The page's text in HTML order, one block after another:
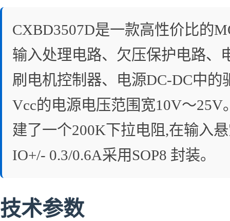
CXBD3507D是一款高性价比的
输入处理电路、欠压保护电路、
刷电机控制器、电源DC-DC中
Vcc的电源电压范围宽10V～
建了一个200K下拉电阻,在输入
IO+/- 0.3/0.6A采用SOP8 封装。
技术参数